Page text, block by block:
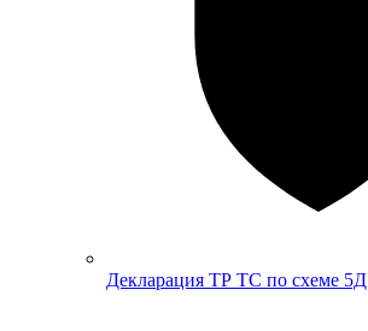
Декларация ТР ТС по схеме 5Д